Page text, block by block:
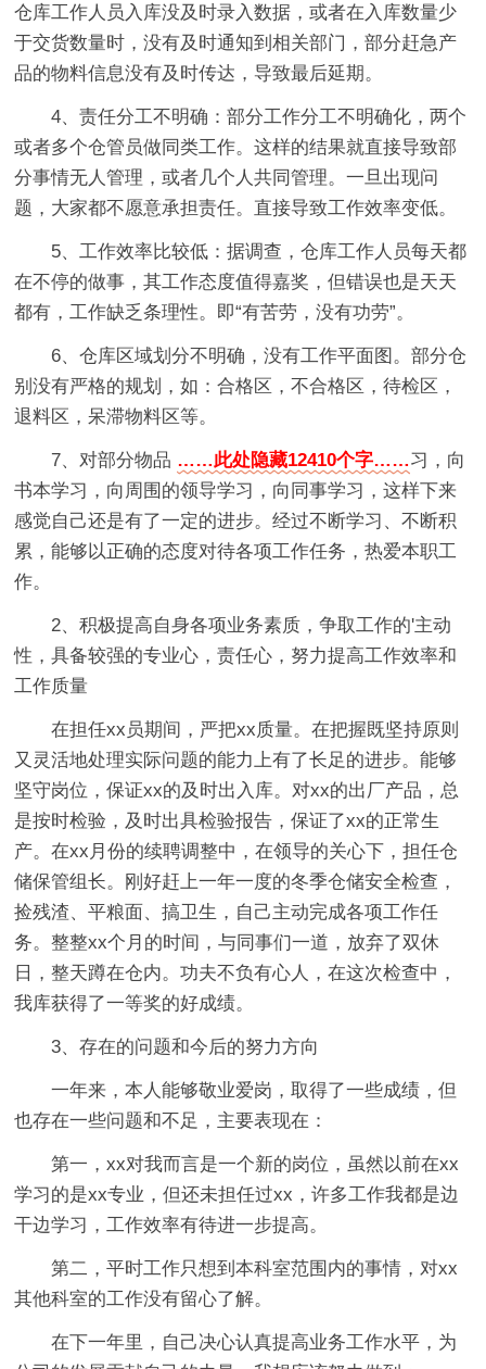
仓库工作人员入库没及时录入数据，或者在入库数量少
于交货数量时，没有及时通知到相关部门，部分赶急产
品的物料信息没有及时传达，导致最后延期。
4、责任分工不明确：部分工作分工不明确化，两个
或者多个仓管员做同类工作。这样的结果就直接导致部
分事情无人管理，或者几个人共同管理。一旦出现问
题，大家都不愿意承担责任。直接导致工作效率变低。
5、工作效率比较低：据调查，仓库工作人员每天都
在不停的做事，其工作态度值得嘉奖，但错误也是天天
都有，工作缺乏条理性。即“有苦劳，没有功劳”。
6、仓库区域划分不明确，没有工作平面图。部分仓
别没有严格的规划，如：合格区，不合格区，待检区，
退料区，呆滞物料区等。
7、对部分物品 ……此处隐藏12410个字……习，向
书本学习，向周围的领导学习，向同事学习，这样下来
感觉自己还是有了一定的进步。经过不断学习、不断积
累，能够以正确的态度对待各项工作任务，热爱本职工
作。
2、积极提高自身各项业务素质，争取工作的'主动
性，具备较强的专业心，责任心，努力提高工作效率和
工作质量
在担任xx员期间，严把xx质量。在把握既坚持原则
又灵活地处理实际问题的能力上有了长足的进步。能够
坚守岗位，保证xx的及时出入库。对xx的出厂产品，总
是按时检验，及时出具检验报告，保证了xx的正常生
产。在xx月份的续聘调整中，在领导的关心下，担任仓
储保管组长。刚好赶上一年一度的冬季仓储安全检查，
捡残渣、平粮面、搞卫生，自己主动完成各项工作任
务。整整xx个月的时间，与同事们一道，放弃了双休
日，整天蹲在仓内。功夫不负有心人，在这次检查中，
我库获得了一等奖的好成绩。
3、存在的问题和今后的努力方向
一年来，本人能够敬业爱岗，取得了一些成绩，但
也存在一些问题和不足，主要表现在：
第一，xx对我而言是一个新的岗位，虽然以前在xx
学习的是xx专业，但还未担任过xx，许多工作我都是边
干边学习，工作效率有待进一步提高。
第二，平时工作只想到本科室范围内的事情，对xx
其他科室的工作没有留心了解。
在下一年里，自己决心认真提高业务工作水平，为